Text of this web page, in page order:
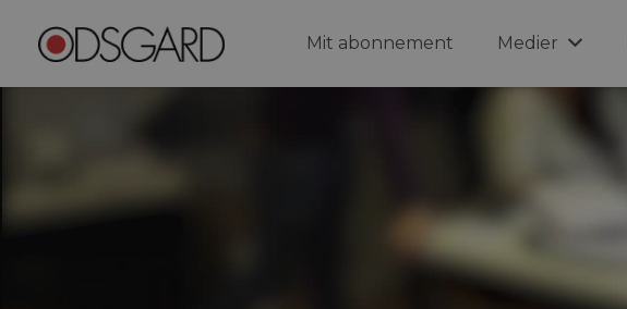
Mit abonnement Medier